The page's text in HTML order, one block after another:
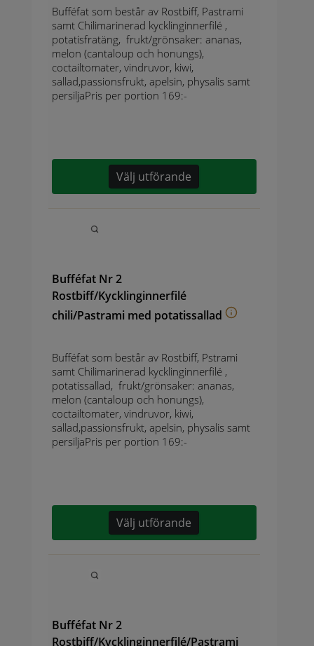
Bufféfat som består av Rostbiff, Pastrami
samt Chilimarinerad kycklinginnerfilé ,
potatisfratäng, frukt/grönsaker: ananas,
melon (cantaloup och honungs),
coctailtomater, vindruvor, kiwi,
sallad,passionsfrukt, apelsin, physalis samt
persiljaPris per portion 169:-
Välj utförande
Bufféfat Nr 2
Rostbiff/Kycklinginnerfilé
chili/Pastrami med potatissallad
Bufféfat som består av Rostbiff, Pstrami
samt Chilimarinerad kycklinginnerfilé ,
potatissallad, frukt/grönsaker: ananas,
melon (cantaloup och honungs),
coctailtomater, vindruvor, kiwi,
sallad,passionsfrukt, apelsin, physalis samt
persiljaPris per portion 169:-
Välj utförande
Bufféfat Nr 2
Rostbiff/Kycklinginnerfilé/Pastrami